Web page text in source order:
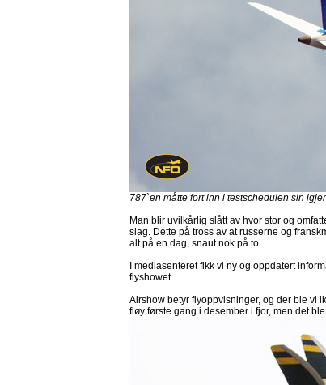
787`en måtte fort inn i testschedulen sin
Man blir uvilkårlig slått av hvor stor og
slag. Dette på tross av at russerne og
alt på en dag, snaut nok på to.
I mediasenteret fikk vi ny og oppdatert
flyshowet.
Airshow betyr flyoppvisninger, og der ble vi
fløy første gang i desember i fjor, men det